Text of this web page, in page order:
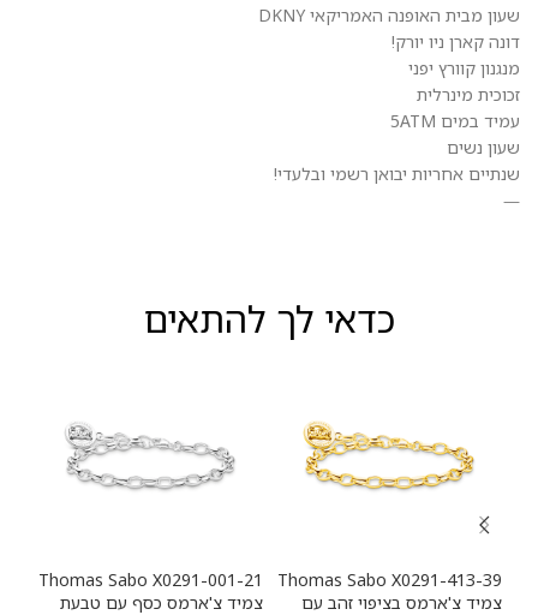
שעון מבית האופנה האמריקאי DKNY
דונה קארן ניו יורק!
מנגנון קוורץ יפני
זכוכית מינרלית
עמיד במים 5ATM
שעון נשים
שנתיים אחריות יבואן רשמי ובלעדי!
—
כדאי לך להתאים
Thomas Sabo X0291-413-39
צמיד צ'ארמס בציפוי זהב עם
Thomas Sabo X0291-001-21
צמיד צ'ארמס כסף עם טבעת